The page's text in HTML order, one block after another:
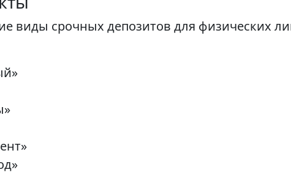
виды срочных депозитов для физических